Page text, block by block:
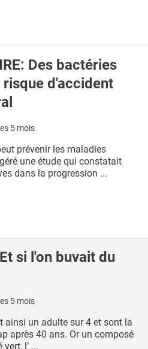
Des bactéries
risque d'accident
5 mois
prévenir les maladies
une étude qui constatait
dans la progression ...
si l'on buvait du
5 mois
ainsi un adulte sur 4 et sont la
après 40 ans. Or un composé
l’ ...